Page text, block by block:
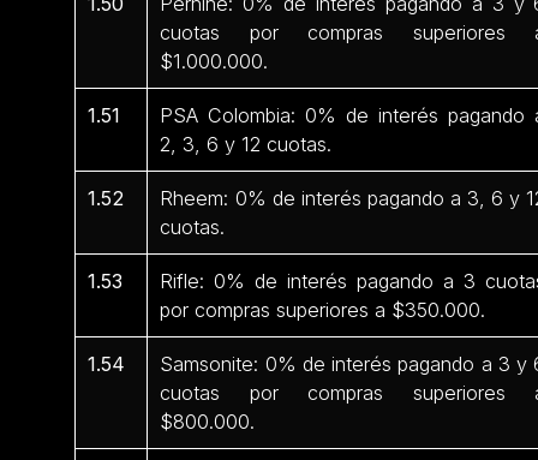
cuotas por compras superiores
$1.000.000.
1.51
PSA Colombia: 0% de interés pagando
2, 3, 6 y 12 cuotas.
1.52
Rheem: 0% de interés pagando a 3, 6 y
cuotas.
1.53
Rifle: 0% de interés pagando a 3
por compras superiores a $350.000.
1.54
Samsonite: 0% de interés pagando a 3 y
cuotas por compras superiores
$800.000.